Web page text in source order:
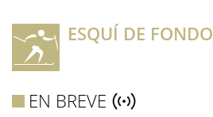
ESQUÍ DE FONDO
EN BREVE